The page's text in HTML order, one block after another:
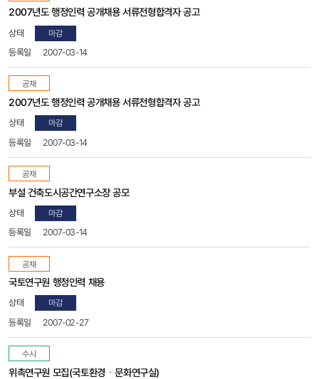
2007년도 행정인력 공개채용 서류전형합격자 공고
마감
2007-03-14
공채
2007년도 행정인력 공개채용 서류전형합격자 공고
마감
2007-03-14
공채
부설 건축도시공간연구소장 공모
마감
2007-03-14
공채
국토연구원 행정인력 채용
마감
2007-02-27
수시
위촉연구원 모집(국토환경ㆍ문화연구실)